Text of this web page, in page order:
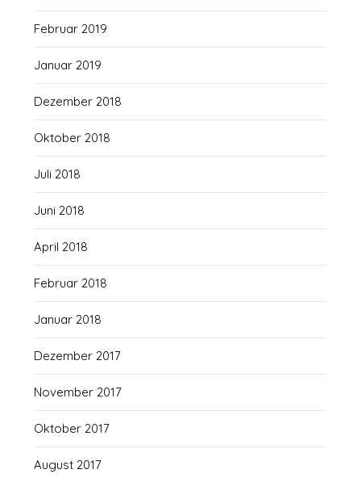
Februar 2019
Januar 2019
Dezember 2018
Oktober 2018
Juli 2018
Juni 2018
April 2018
Februar 2018
Januar 2018
Dezember 2017
November 2017
Oktober 2017
August 2017